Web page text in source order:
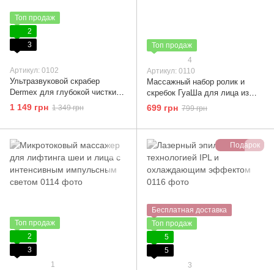
Топ продаж
2
3
Артикул: 0102
Ультразвуковой скрабер
Dermex для глубокой чистки
пор и лифтинга кожи (чёрный)
1 149 грн 1 349 грн
Топ продаж
4
Артикул: 0110
Массажный набор ролик и
скребок ГуаШа для лица из
натурального розового кварца
JADE ROLLER
699 грн 799 грн
Топ продаж
2
3
1
Подарок
Бесплатная доставка
Топ продаж
5
5
3